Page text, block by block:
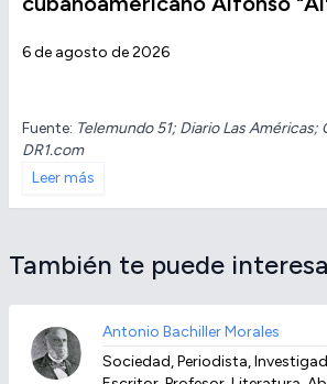
6 de agosto de 2026
Fuente: Telemundo 51; Diario Las Américas;
DR1.com
Leer más
También te puede
Antonio Bachiller Morales
Sociedad, Periodista,